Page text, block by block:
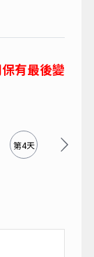
有最後變
第4天